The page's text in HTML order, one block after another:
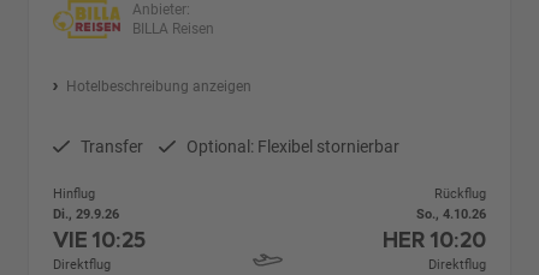
Anbieter:
BILLA Reisen
Hotelbeschreibung anzeigen
Transfer Optional: Flexibel stornierbar
Hinflug
Di., 29.9.26
VIE10:25
Direktflug
Rückflug
So., 4.10.26
HER 10:20
Direktflug